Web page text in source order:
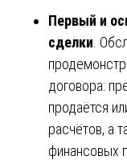
Первый и
сделки .
договора:
продаётся
расчётов, а
финансовых